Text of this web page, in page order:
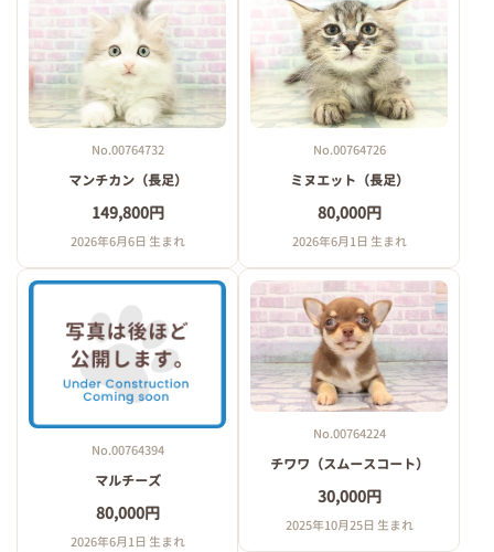
No.00764732
マンチカン（長足）
149,800円
2026年6月6日 生まれ
No.00764726
ミヌエット（長足）
80,000円
2026年6月1日 生まれ
No.00764394
マルチーズ
80,000円
2026年6月1日 生まれ
No.00764224
チワワ（スムースコート）
30,000円
2025年10月25日 生まれ